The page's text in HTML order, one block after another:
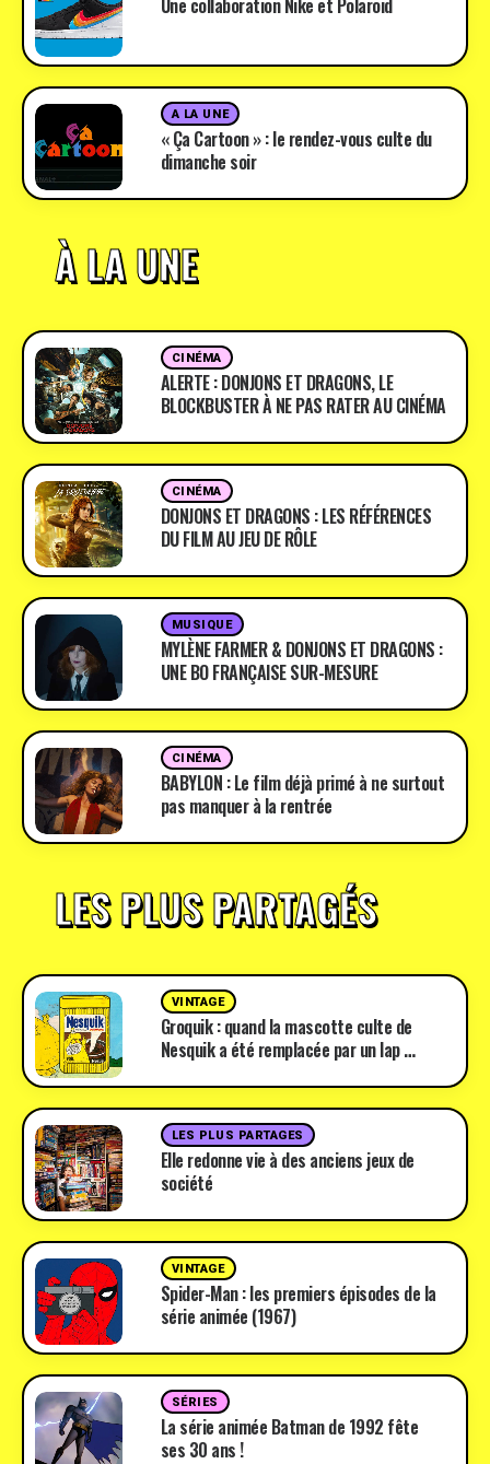
Une collaboration Nike et Polaroid
A LA UNE
« Ça Cartoon » : le rendez-vous culte du
dimanche soir
À LA UNE
CINÉMA
ALERTE : DONJONS ET DRAGONS, LE
BLOCKBUSTER À NE PAS RATER AU CINÉMA
CINÉMA
DONJONS ET DRAGONS : LES RÉFÉRENCES
DU FILM AU JEU DE RÔLE
MUSIQUE
MYLÈNE FARMER & DONJONS ET DRAGONS :
UNE BO FRANÇAISE SUR-MESURE
CINÉMA
BABYLON : Le film déjà primé à ne surtout
pas manquer à la rentrée
LES PLUS PARTAGÉS
VINTAGE
Groquik : quand la mascotte culte de
Nesquik a été remplacée par un lap …
LES PLUS PARTAGES
Elle redonne vie à des anciens jeux de
société
VINTAGE
Spider-Man : les premiers épisodes de la
série animée (1967)
SÉRIES
La série animée Batman de 1992 fête
ses 30 ans !